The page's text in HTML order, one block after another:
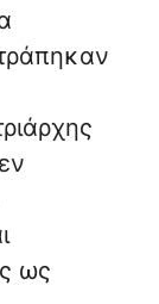
ως